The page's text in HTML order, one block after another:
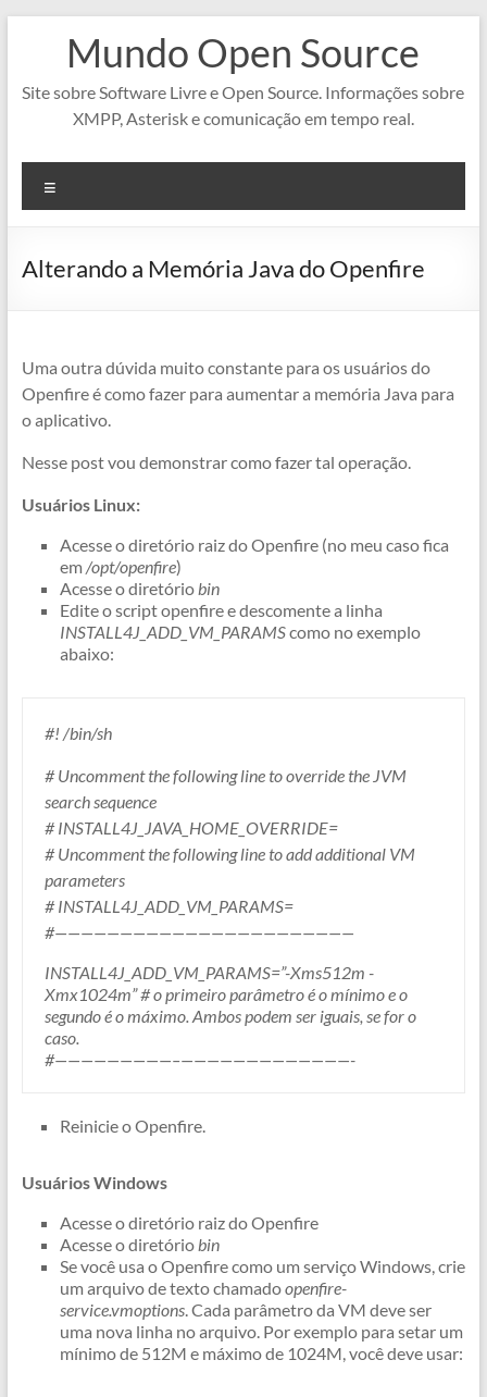
conteúdo
Mundo Open Source
Site sobre Software Livre e Open Source. Informações sobre
XMPP, Asterisk e comunicação em tempo real.
Alterando a Memória Java do Openfire
Uma outra dúvida muito constante para os usuários do
Openfire é como fazer para aumentar a memória Java para
o aplicativo.
Nesse post vou demonstrar como fazer tal operação.
Usuários Linux:
Acesse o diretório raiz do Openfire (no meu caso fica
em/opt/openfire)
Acesse o diretóriobin
Edite o script openfire e descomente a linha
INSTALL4J_ADD_VM_PARAMScomo no exemplo
abaixo:
#! /bin/sh
# Uncomment the following line to override the JVM
search sequence
# INSTALL4J_JAVA_HOME_OVERRIDE=
# Uncomment the following line to add additional VM
parameters
# INSTALL4J_ADD_VM_PARAMS=
#———————————————————————
INSTALL4J_ADD_VM_PARAMS=”-Xms512m -
Xmx1024m” # o primeiro parâmetro é o mínimo e o
segundo é o máximo. Ambos podem ser iguais, se for o
caso.
#—————————–—————————————-
Reinicie o Openfire.
Usuários Windows
Acesse o diretório raiz do Openfire
Acesse o diretóriobin
Se você usa o Openfire como um serviço Windows, crie
um arquivo de texto chamadoopenfire-
service.vmoptions. Cada parâmetro da VM deve ser
uma nova linha no arquivo. Por exemplo para setar um
mínimo de 512M e máximo de 1024M, você deve usar: